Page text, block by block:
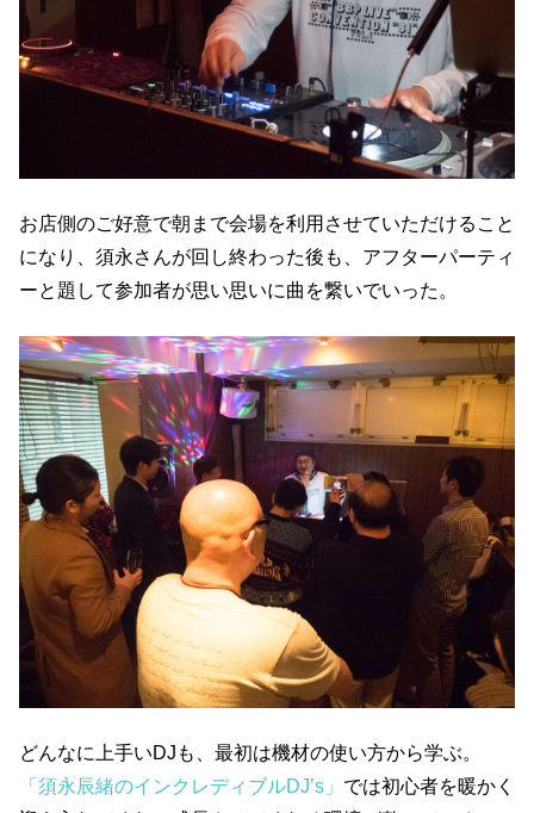
お店側のご好意で朝まで会場を利用させていただけること
になり、須永さんが回し終わった後も、アフターパーティ
ーと題して参加者が思い思いに曲を繋いでいった。
どんなに上手いDJも、最初は機材の使い方から学ぶ。
「須永辰緒のインクレディブルDJ’s」 では初心者を暖かく